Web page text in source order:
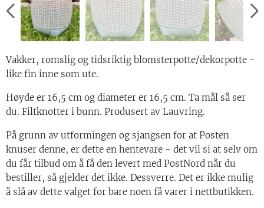
Vakker, romslig og tidsriktig blomsterpotte/dekorpotte -
like fin inne som ute.
Høyde er 16,5 cm og diameter er 16,5 cm. Ta mål så ser
du. Filtknotter i bunn. Produsert av Lauvring.
På grunn av utformingen og sjangsen for at Posten
knuser denne, er dette en hentevare - det vil si at selv om
du får tilbud om å få den levert med PostNord når du
bestiller, så gjelder det ikke. Dessverre. Det er ikke mulig
å slå av dette valget for bare noen få varer i nettbutikken.